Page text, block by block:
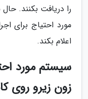
را دریافت بکنند.
مورد احتیاج برای
اعلام بکند.
سیستم مورد
زون زیرو روی